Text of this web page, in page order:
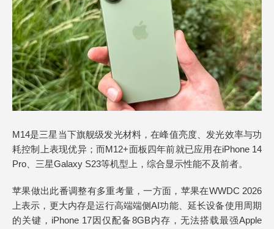
M14是三星当下旗舰级发光材料，在峰值亮度、发光效率与功
耗控制上表现优异；而M12+面板四年前就已应用在iPhone 14
Pro、三星Galaxy S23等机型上，综合显示性能不及前者。
苹果做出此番调整有多重考量，一方面，苹果在WWDC 2026
上表示，更大内存是运行高端端侧AI功能、延长设备使用周期
的关键，iPhone 17因仅配备8GB内存，无法搭载最强Apple